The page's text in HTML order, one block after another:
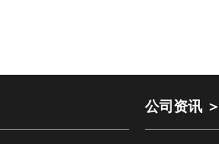
公司资讯 ＞